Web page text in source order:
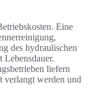
Eine
des hydraulischen
liefern
verlangt werden und